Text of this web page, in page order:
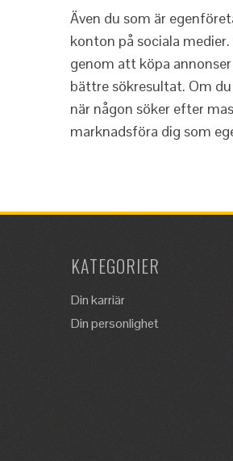
Även du som är
konton på sociala
genom att köpa
bättre sökresultat. Om
när någon söker efter
marknadsföra dig som
KATEGORIER
Din karriär
Din personlighet